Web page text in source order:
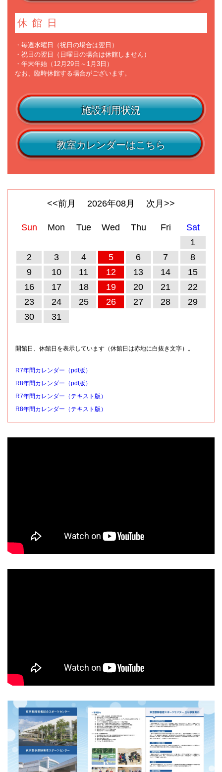
休館日
・毎週水曜日（祝日の場合は翌日）
・祝日の翌日（日曜日の場合は休館しません）
・年末年始（12月29日～1月3日）
なお、臨時休館する場合がございます。
施設利用状況
教室カレンダーはこちら
<<前月 2026年08月 次月>>
Sun Mon Tue Wed Thu Fri
Sat
1
2
3 4 5 6 7
8
9
10 11 12 13 14
15
16
17 18 19 20 21
22
23
24 25 26 27 28
29
30
31
開館日、休館日を表示しています（休館日は赤地に白抜き文字）。
R7年間カレンダー（pdf版）
R8年間カレンダー（pdf版）
R7年間カレンダー（テキスト版）
R8年間カレンダー（テキスト版）